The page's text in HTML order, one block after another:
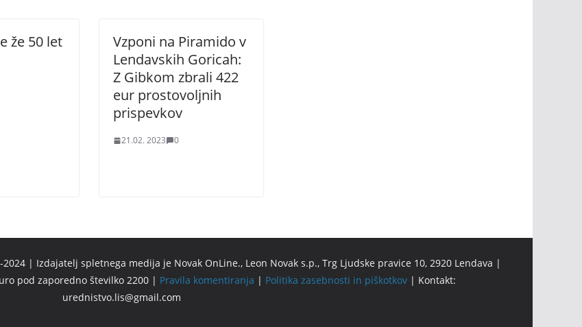
že 50 let
Vzponi na Piramido v
Lendavskih Goricah:
Z Gibkom zbrali 422
eur prostovoljnih
prispevkov
21.02. 2023 0
| Izdajatelj spletnega medija je Novak OnLine., Leon Novak s.p., Trg Ljudske pravice 10, 2920 Lendava |
pod zaporedno številko 2200 | Pravila komentiranja | Politika zasebnosti in piškotkov | Kontakt:
urednistvo.lis@gmail.com